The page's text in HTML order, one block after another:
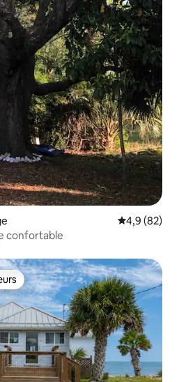
Note
4,9 (82)
confortable
parmi les plus aimés